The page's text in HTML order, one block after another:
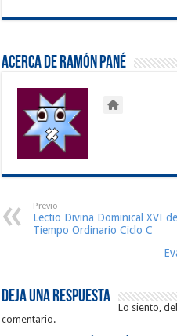
Acerca de Ramón Pané
Previo
Lectio Divina Dominical XVI del
Tiempo Ordinario Ciclo C
Deja una respuesta
Lo siento,
comentario.